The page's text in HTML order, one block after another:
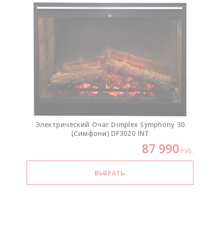
Электрический Очаг Dimplex Symphony 30
(Симфони) DF3020 INT
87 990 РУБ.